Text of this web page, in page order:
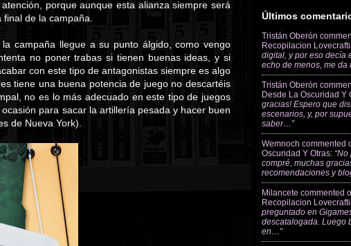
porque aunque esta alianza siempre será
de la campaña.
campaña llegue a su punto álgido, como vengo
no poner trabas si tienen buenas ideas, y si
con este tipo de antagonistas siempre es algo
tiene una buena potencia de juego no descartéis
no es lo más adecuado en este tipo de juegos
para sacar la artillería pesada y hacer buen
de Nueva York).
Últimos
Tristán Oberón
Recopilacion
digital, y por eso decía
echo de menos, me
Tristán Oberón
Desde La Oscuridad Y
gracias! Espero que
escenarios, y, por
saber…”
Wemnoch commented
Oscuridad Y Otras:
compré, muchas
recomendaciones y
Milancete commented
Recopilacion
preguntado en
descatalogada. Luego
en…”